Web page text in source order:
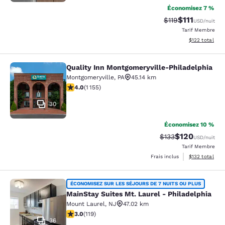
Économisez 7 %
Tarif barré :
$119Tarif réduit :
$111USD/nuit
Tarif Membre
Afficher les
$122 total
Quality Inn Montgomeryville-
30
Quality Inn Montgomeryville-Philadelphia
Montgomeryville, PA
45.14 km
4.03 étoiles. Très Bien. 1155 commentaires
4.0(1 155)
Économisez 10 %
Tarif barré :
$133Tarif réduit :
$120USD/nuit
Tarif Membre
Frais inclus
Afficher les
$132 total
MainStay Suites Mt. Laurel -
36
ÉCONOMISEZ SUR LES SÉJOURS DE 7 NUITS OU PLUS
MainStay Suites Mt. Laurel - Philadelphia
Mount Laurel, NJ
47.02 km
2.97 étoiles. Moyen. 119 commentaires
3.0(119)